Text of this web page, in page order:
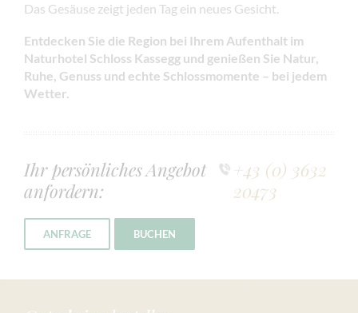
Das Gesäuse zeigt jeden Tag ein neues Gesicht.
Entdecken Sie die Region bei Ihrem Aufenthalt im
Naturhotel Schloss Kassegg und genießen Sie Natur,
Ruhe, Genuss und echte Schlossmomente – bei jedem
Wetter.
Ihr persönliches Angebot
anfordern:
+43 (0) 3632
20473
ANFRAGE BUCHEN